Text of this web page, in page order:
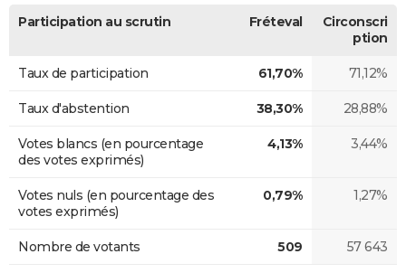
Participation au scrutin Fréteval
Circonscri
ption
Taux de participation 61,70% 71,12%
Taux d'abstention 38,30% 28,88%
Votes blancs (en pourcentage
des votes exprimés)
4,13% 3,44%
Votes nuls (en pourcentage des
votes exprimés)
0,79% 1,27%
Nombre de votants 509 57 643